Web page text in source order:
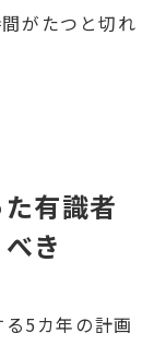
がたつと切れ
有識者
き
5カ年の計画